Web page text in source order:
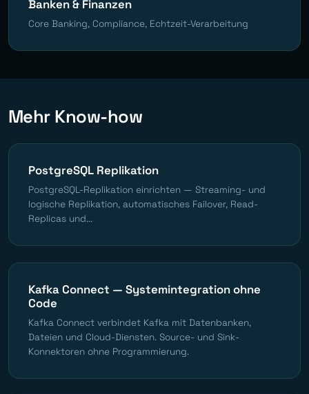
Banken & Finanzen
Core Banking, Compliance, Echtzeit-Verarbeitung
Mehr Know-how
PostgreSQL Replikation
PostgreSQL-Replikation einrichten — Streaming- und
logische Replikation, automatisches Failover, Read-
Replicas und...
Kafka Connect — Systemintegration ohne
Code
Kafka Connect verbindet Kafka mit Datenbanken,
Dateien und Cloud-Diensten. Source- und Sink-
Konnektoren ohne Programmierung.